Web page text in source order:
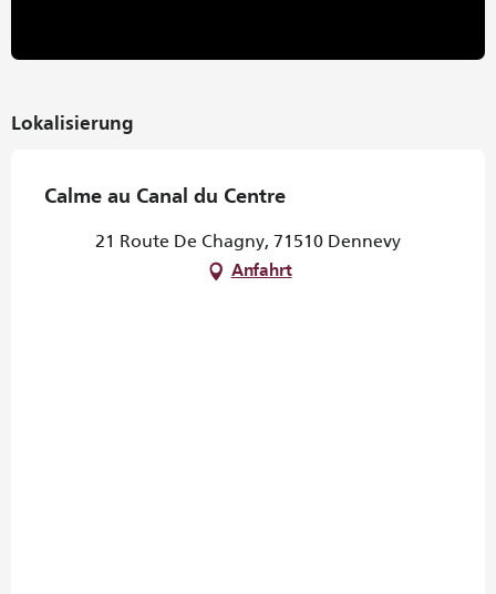
Lokalisierung
Calme au Canal du Centre
21 Route De Chagny, 71510 Dennevy
Anfahrt